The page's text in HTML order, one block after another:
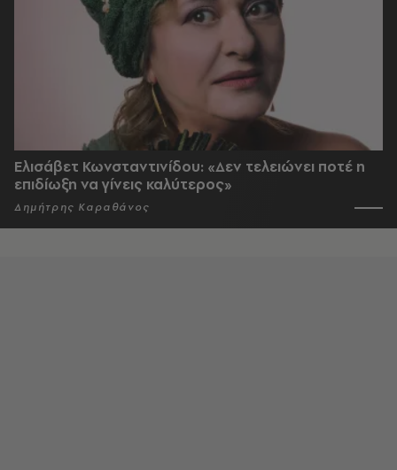
Ελισάβετ Κωνσταντινίδου: «Δεν τελειώνει ποτέ η
επιδίωξη να γίνεις καλύτερος»
Δημήτρης Καραθάνος